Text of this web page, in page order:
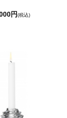
円(税込)